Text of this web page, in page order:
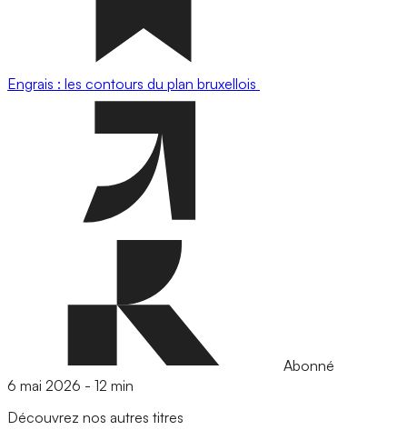
Engrais : les contours du plan bruxellois
Abonné
6 mai 2026 - 12 min
Découvrez nos autres titres